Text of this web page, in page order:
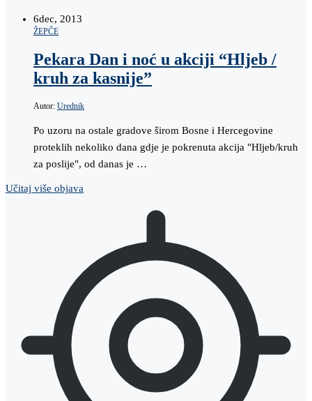
6dec, 2013
ŽEPČE
Pekara Dan i noć u akciji “Hljeb /
kruh za kasnije”
Autor: Urednik
Po uzoru na ostale gradove širom Bosne i Hercegovine
proteklih nekoliko dana gdje je pokrenuta akcija "Hljeb/kruh
za poslije", od danas je …
Učitaj više objava